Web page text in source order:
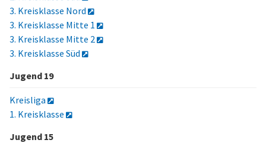
3. Kreisklasse Nord
3. Kreisklasse Mitte 1
3. Kreisklasse Mitte 2
3. Kreisklasse Süd
Jugend 19
Kreisliga
1. Kreisklasse
Jugend 15